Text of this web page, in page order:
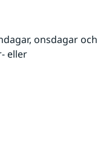
onsdagar och
eller